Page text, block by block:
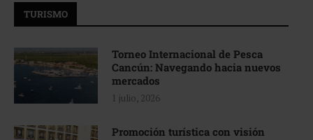
TURISMO
Torneo Internacional de Pesca
Cancún: Navegando hacia nuevos
mercados
1 julio, 2026
Promoción turística con visión